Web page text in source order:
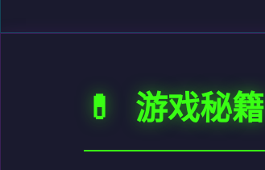
💊 游戏秘籍